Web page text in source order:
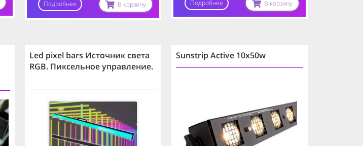
Подробнее В корзину Подробнее В корзину
Led pixel bars Источник света
RGB. Пиксельное управление.
Sunstrip Active 10x50w